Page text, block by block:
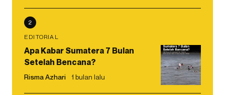
2
EDITORIAL
Apa Kabar Sumatera 7 Bulan
Setelah Bencana?
Risma Azhari 1 bulan lalu